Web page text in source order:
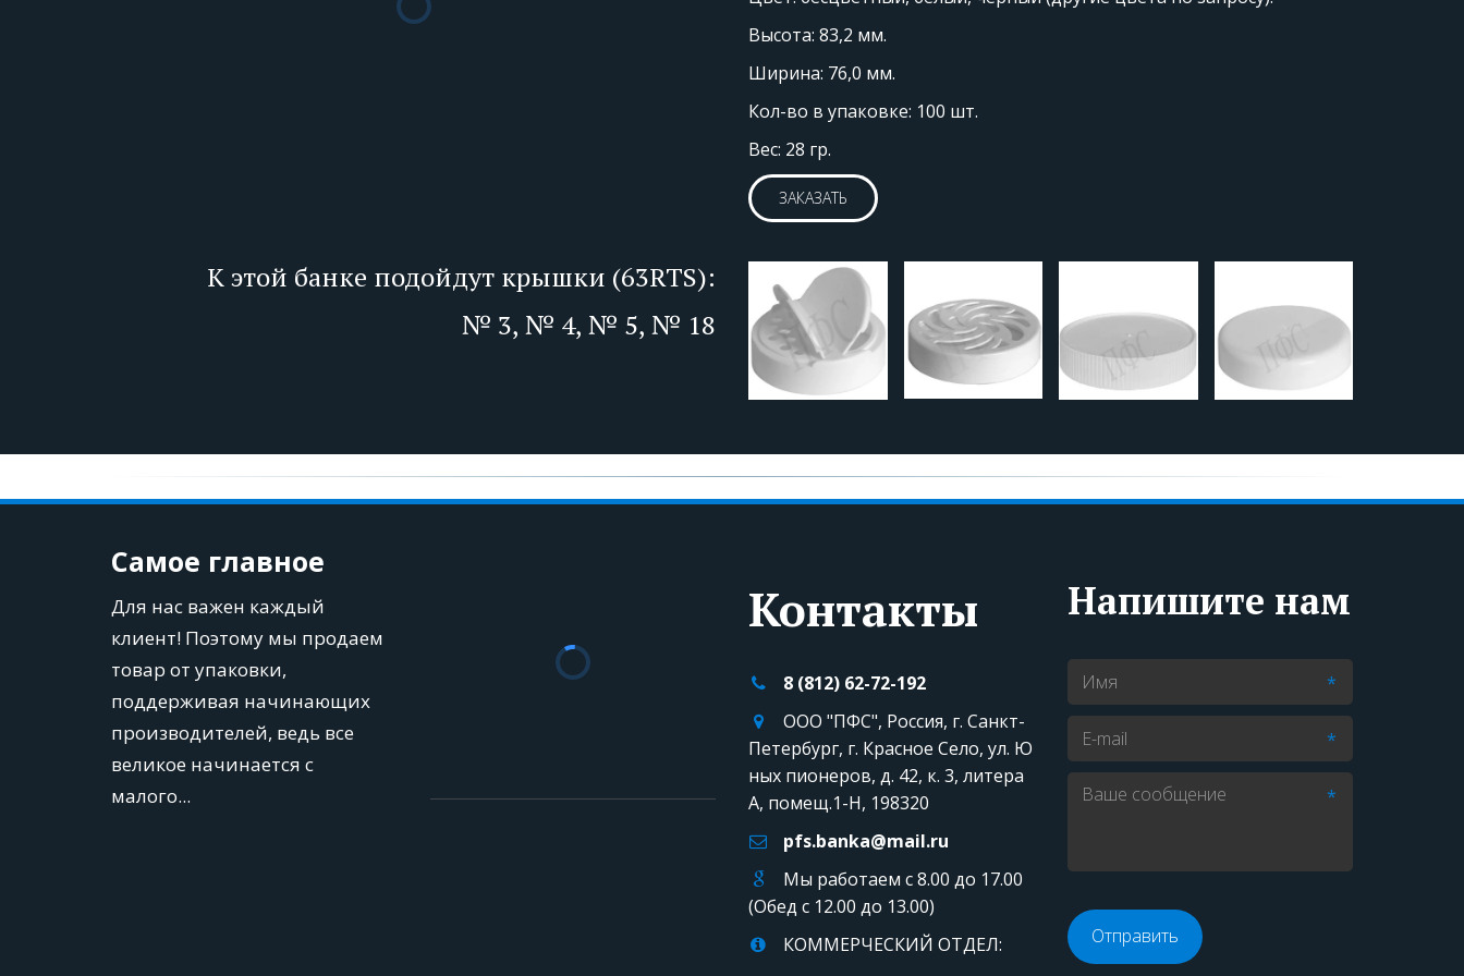
Высота: 83,2 мм.
Ширина: 76,0 мм.
Кол-во в упаковке: 100 шт.
Вес: 28 гр.
ЗАКАЗАТЬ
К этой банке подойдут крышки (63RTS):
№ 3, № 4, № 5, № 18
Самое главное
Для нас важен каждый
клиент! Поэтому мы продаем
товар от упаковки,
поддерживая начинающих
производителей, ведь все
великое начинается с
малого...
Контакты
8 (812) 62-72-192
ООО "ПФС", Россия, г. Санкт-
Петербург, г. Красное Село, ул. Ю
ных пионеров, д. 42, к. 3, литера
А, помещ.1-Н, 198320
pfs.banka@mail.ru
Мы работаем с 8.00 до 17.00
(Обед с 12.00 до 13.00)
КОММЕРЧЕСКИЙ ОТДЕЛ:
Напишите нам
*
*
*
Отправить